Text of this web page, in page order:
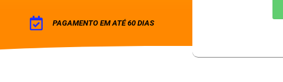
PAGAMENTO EM ATÉ 60 DIAS